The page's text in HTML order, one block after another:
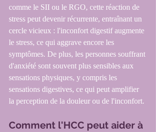
comme le SII ou le RGO, cette réaction de
stress peut devenir récurrente, entraînant un
cercle vicieux : l'inconfort digestif augmente
le stress, ce qui aggrave encore les
symptômes. De plus, les personnes souffrant
d'anxiété sont souvent plus sensibles aux
sensations physiques, y compris les
sensations digestives, ce qui peut amplifier
la perception de la douleur ou de l'inconfort.
Comment l'HCC peut aider à